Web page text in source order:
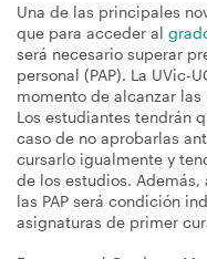
Una de las principales
que para acceder al
será necesario superar
personal (PAP). La UVic-
momento de alcanzar
Los estudiantes tendrán
caso de no aprobarlas
cursarlo igualmente y
de los estudios.
las PAP será condición
asignaturas de primer